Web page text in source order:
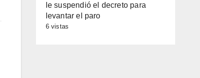
le suspendió el decreto para
levantar el paro
6 vistas